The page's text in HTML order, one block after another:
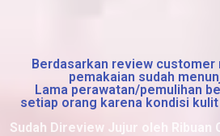
Berdasarkan review customer
pemakaian sudah
Lama perawatan/pemulihan
setiap orang karena kondisi
Sudah Direview Jujur oleh